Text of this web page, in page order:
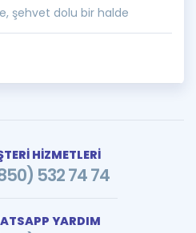
şehvet dolu bir halde
HİZMETLERİ
532 74 74
YARDIM